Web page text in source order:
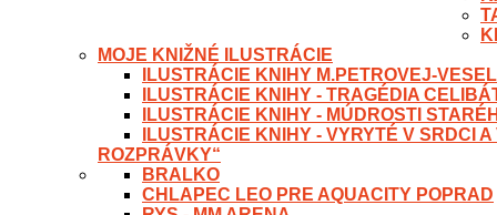
MOJE KNIŽNÉ ILUSTRÁCIE
ILUSTRÁCIE KNIHY M.PETROVEJ-
ILUSTRÁCIE KNIHY - TRAGÉDIA
ILUSTRÁCIE KNIHY - MÚDROSTI
ILUSTRÁCIE KNIHY - VYRYTÉ V SRDCI
ROZPRÁVKY“
BRALKO
CHLAPEC LEO PRE AQUACITY POPRAD